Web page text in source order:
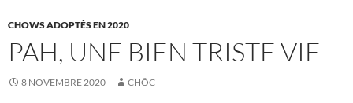
CHOWS ADOPTÉS EN 2020
PAH, UNE BIEN TRISTE VIE
8 NOVEMBRE 2020 CHÔC